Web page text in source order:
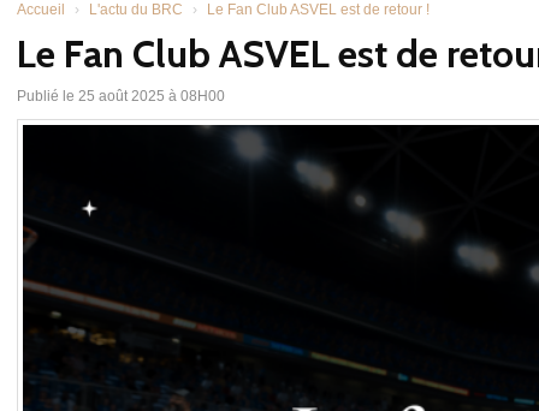
Accueil L'actu du BRC Le Fan Club ASVEL est de retour !
Le Fan Club ASVEL est de
Publié le 25 août 2025 à 08H00